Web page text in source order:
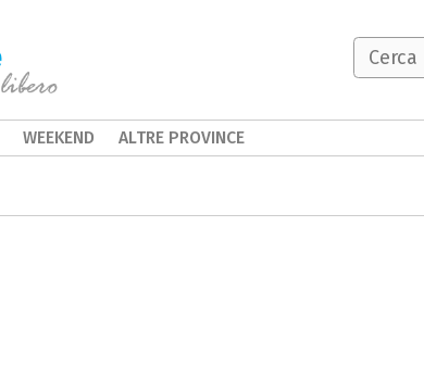
WEEKEND ALTRE PROVINCE